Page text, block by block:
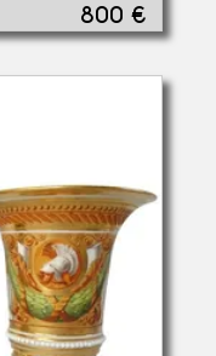
800 €